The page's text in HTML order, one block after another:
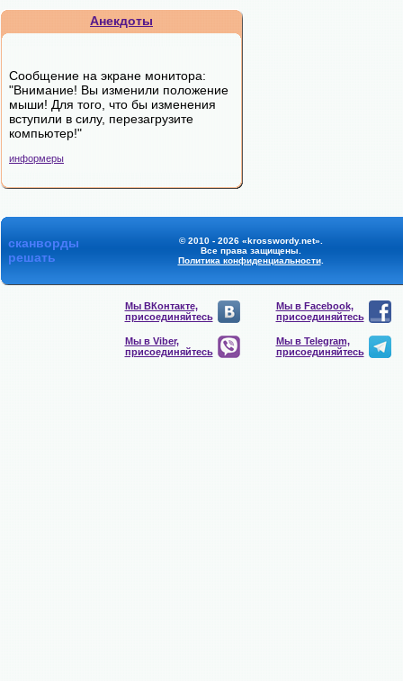
Анекдоты
Сообщение на экране монитора:
"Внимание! Вы изменили положение
мыши! Для того, что бы изменения
вступили в силу, перезагрузите
компьютер!"
информеры
сканворды
решать
© 2010 - 2026 «krosswordy.net».
Все права защищены.
Политика конфиденциальности.
Мы ВКонтакте,
присоединяйтесь
Мы в Facebook,
присоединяйтесь
Мы в Viber,
присоединяйтесь
Мы в Telegram,
присоединяйтесь